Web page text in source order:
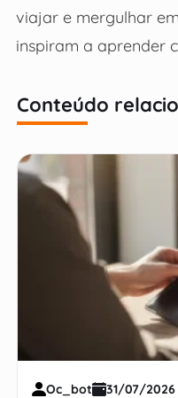
viajar e mergulhar
inspiram a aprender
Conteúdo
Oc_bot 31/07/2026